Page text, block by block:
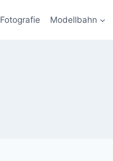
Fotografie Modellbahn